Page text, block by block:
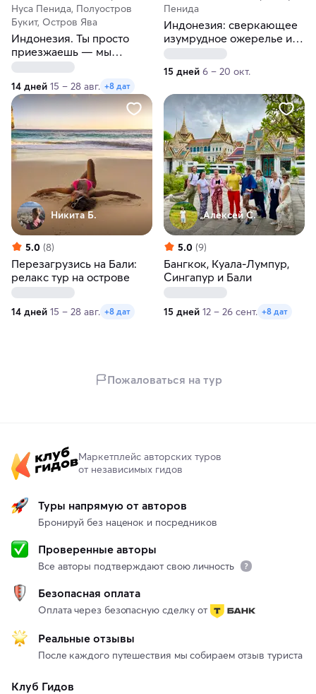
Нуса Пенида, Полуостров
Букит, Остров Ява
Индонезия. Ты просто
приезжаешь — мы
делаем магию!
14 дней 15 – 28 авг. +8 дат
Пенида
Индонезия: сверкающее
изумрудное ожерелье из
островов возле экватора
15 дней 6 – 20 окт.
Никита Б.
5.0 (8)
Перезагрузись на Бали:
релакс тур на острове
14 дней 15 – 28 авг. +8 дат
Алексей С.
5.0 (9)
Бангкок, Куала-Лумпур,
Сингапур и Бали
15 дней 12 – 26 сент. +8 дат
Пожаловаться на тур
Маркетплейс авторских туров
от независимых гидов
Туры напрямую от авторов
Бронируй без наценок и посредников
Проверенные авторы
Все авторы подтверждают свою личность
Безопасная оплата
Оплата через безопасную сделку от
Реальные отзывы
После каждого путешествия мы собираем отзыв туриста
Клуб Гидов